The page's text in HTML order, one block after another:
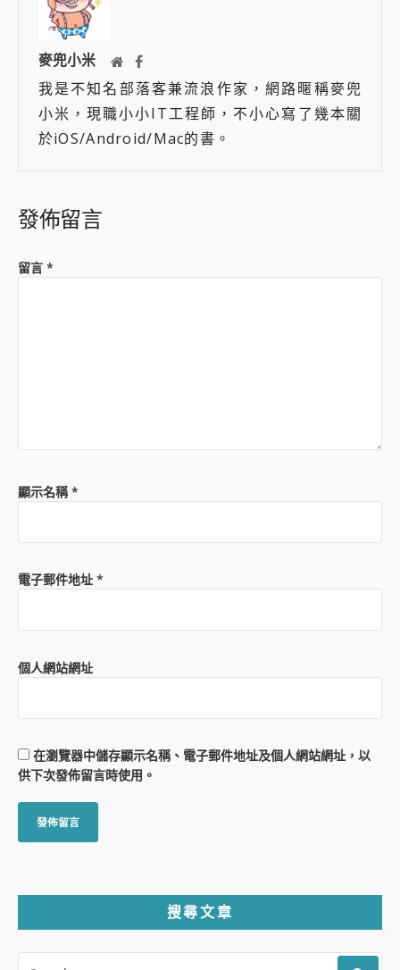
麥兜小米
我是不知名部落客兼流浪作家，網路暱稱麥兜
小米，現職小小IT工程師，不小心寫了幾本關
於iOS/Android/Mac的書。
發佈留言
留言 *
顯示名稱*
電子郵件地址 *
個人網站網址
在瀏覽器中儲存顯示名稱、電子郵件地址及個人網站網址，以
供下次發佈留言時使用。
搜尋文章